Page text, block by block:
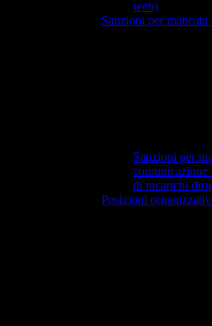
web)
Sanzioni per
Sanzioni per
comunicazione
di incarichi
Posizioni